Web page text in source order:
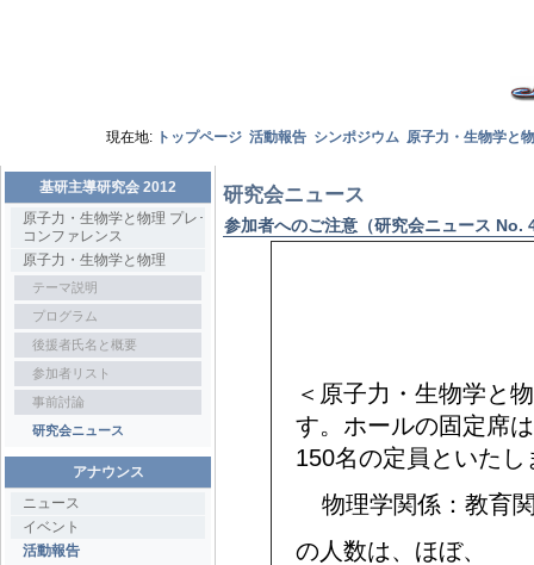
現在地: トップページ 活動報告 シンポジウム 原子力・生物学と
基研主導研究会 2012
原子力・生物学と物理 プレ･
コンファレンス
原子力・生物学と物理
テーマ説明
プログラム
後援者氏名と概要
参加者リスト
事前討論
研究会ニュース
アナウンス
ニュース
イベント
活動報告
研究会ニュース
参加者へのご注意（研究会ニュース No.
＜原子力・生物学と
す。ホールの固定席
150名の定員といた
物理学関係：教育
の人数は、ほぼ、